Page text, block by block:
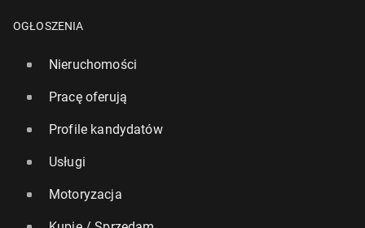
OGŁOSZENIA
Nieruchomości
Pracę oferują
Profile kandydatów
Usługi
Motoryzacja